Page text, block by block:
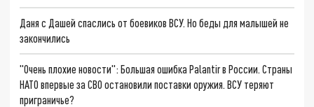
Даня с Дашей спаслись от боевиков ВСУ. Но беды для малышей не
закончились
"Очень плохие новости": Большая ошибка Palantir в России. Страны
НАТО впервые за СВО остановили поставки оружия. ВСУ теряют
приграничье?